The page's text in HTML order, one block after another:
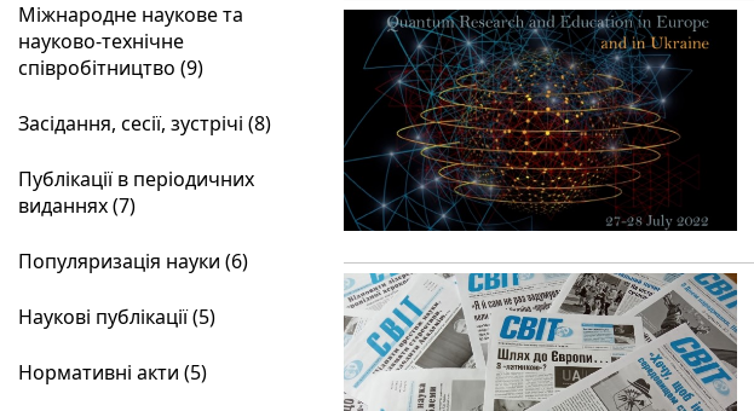
Міжнародне наукове та
науково-технічне
співробітництво (9)
Засідання, сесії, зустрічі (8)
Публікації в періодичних
виданнях (7)
Популяризація науки (6)
Наукові публікації (5)
Нормативні акти (5)